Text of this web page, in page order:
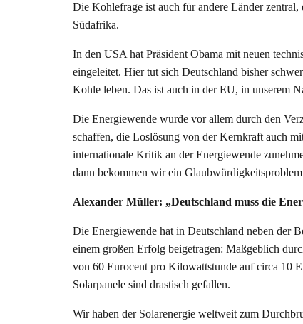
Die Kohlefrage ist auch für andere Länder
Südafrika.
In den USA hat Präsident Obama mit neuen
eingeleitet. Hier tut sich Deutschland bisher
Kohle leben. Das ist auch in der EU, in unserem
Die Energiewende wurde vor allem durch den
schaffen, die Loslösung von der Kernkraft auch
internationale Kritik an der Energiewende
dann bekommen wir ein
Alexander Müller: „Deutschland muss die
Die Energiewende hat in Deutschland neben der
einem großen Erfolg beigetragen: Maßgeblich
von 60 Eurocent pro Kilowattstunde auf circa 10
Solarpanele sind drastisch gefallen.
Wir haben der Solarenergie weltweit zum